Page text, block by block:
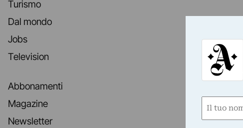
Turismo
Dal mondo
Jobs
Television
Abbonamenti
Magazine
Newsletter
Nome